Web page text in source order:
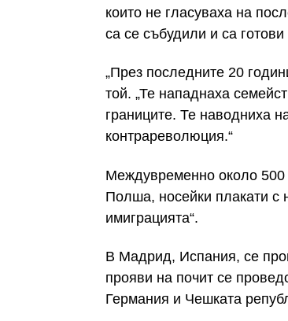
които не гласуваха на
са се събудили и са
„През последните 20
той. „Те нападнаха
границите. Те наводниха
контрареволюция.“
Междувременно около
Полша, носейки плакати с
имиграцията“.
В Мадрид, Испания, се
прояви на почит се
Германия и Чешката